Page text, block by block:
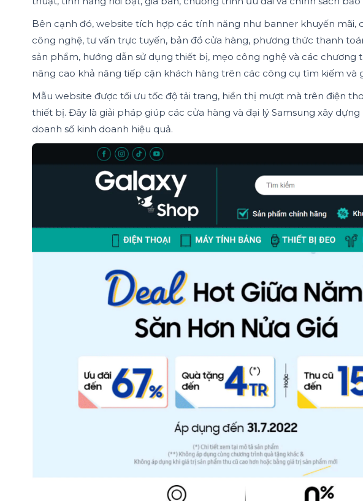
Bên cạnh đó, website tích hợp các tính năng như banner khuyến
công nghệ, tư vấn trực tuyến, bản đồ cửa hàng, phương thức thanh
sản phẩm, hướng dẫn sử dụng thiết bị, mẹo công nghệ và các
nâng cao khả năng tiếp cận khách hàng trên các công cụ tìm kiếm và
Mẫu website được tối ưu tốc độ tải trang, hiển thị mượt mà trên điện
thiết bị. Đây là giải pháp giúp các cửa hàng và đại lý Samsung xây
doanh số kinh doanh hiệu quả.